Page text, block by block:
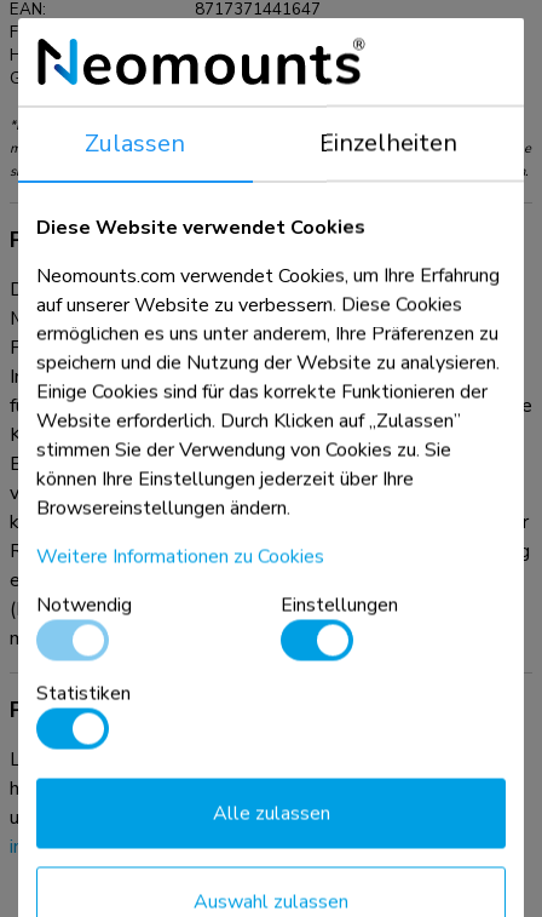
EAN:
8717371441647
Farbe:
Hauptmaterial:
Stahl
Garantie:
5 Jahre
*Bitte beachten: Die angegebenen Zollgrößen sind nur ein Anhaltspunkt, kombiniert
mit dem Gewicht und den VESA-Größen. Das maximale Gewicht und die VESA-Größe
sind absolute Beschränkungen für die Produkte und sollten nicht überschritten werden.
Produktinformationen
Das Neomounts AV1-825BL ist ein Videobar- und
Multimedia-Kit, das optional für den mobilen Bodenständer
FL50S-825BL1 erhältlich ist. Das Kit ermöglicht die
Installation einer separaten Kameraablage und einer Ablage
für Multimedia-Geräte auf dem Bodenständer. Die universelle
Kameraablage kann sowohl oberhalb als auch unterhalb des
Bildschirms angebracht werden und ist in der Höhe und Tiefe
verstellbar, um sie an den Bildschirm anzupassen. Außerdem
kann die Kameraablage sowohl an der Vorder- als auch an der
Rückseite der Halterung angebracht werden. Im Lieferumfang
enthalten ist ein Adapter für die Bose VB1 und VB-S
(Montage ebenfalls ober- und unterhalb des Bildschirms
möglich).
Produktdokumentation
Laden Sie hier die verfügbare Produktdokumentation
herunter. Bei weiteren Fragen wenden Sie sich bitte an
unseren Service & Support Desk per E-Mail:
info@neomounts.com.
Zulassen Einzelheiten
Diese Website verwendet Cookies
Neomounts.com verwendet Cookies, um Ihre Erfahrung
auf unserer Website zu verbessern. Diese Cookies
ermöglichen es uns unter anderem, Ihre Präferenzen zu
speichern und die Nutzung der Website zu analysieren.
Einige Cookies sind für das korrekte Funktionieren der
Website erforderlich. Durch Klicken auf „Zulassen”
stimmen Sie der Verwendung von Cookies zu. Sie
können Ihre Einstellungen jederzeit über Ihre
Browsereinstellungen ändern.
Weitere Informationen zu Cookies
Notwendig
Einstellungen
Statistiken
Auswahl zulassen
Alle zulassen